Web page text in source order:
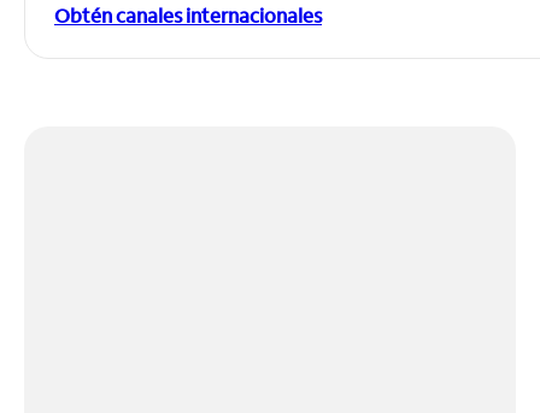
Obtén canales internacionales